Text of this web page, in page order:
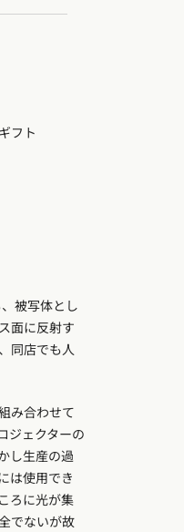
フト
被写体とし
面に反射す
同店でも人
み合わせて
ジェクターの
し生産の過
は使用でき
ろに光が集
でないが故